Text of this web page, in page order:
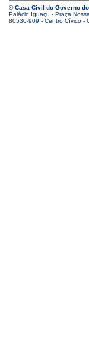
© Casa Civil do Governo
Palácio Iguaçu - Praça
80530-909 - Centro Cívico -